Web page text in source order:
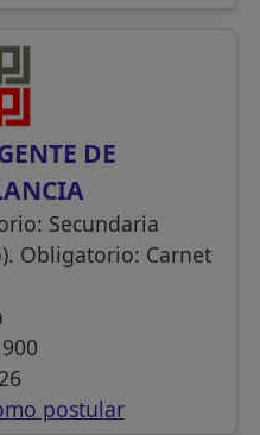
DE
Secundaria
Obligatorio: Carnet
postular